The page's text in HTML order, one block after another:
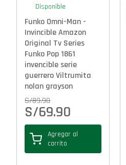
Disponible
Funko Omni-Man -
Invincible Amazon
Original Tv Series
Funko Pop 1861
invencible serie
guerrero Viltrumita
nolan grayson
S/89.90
S/69.90
Agregar al
carrito